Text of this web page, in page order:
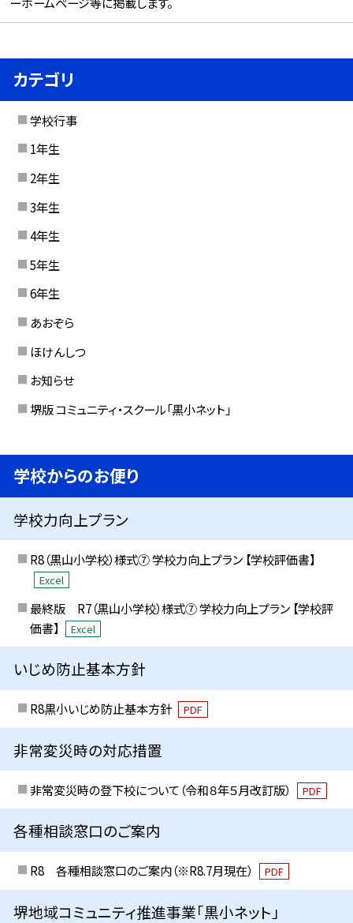
カテゴリ
学校行事
1年生
2年生
3年生
4年生
5年生
6年生
あおぞら
ほけんしつ
お知らせ
堺版 コミュニティ・スクール「黒小ネット」
学校からのお便り
学校力向上プラン
R8（黒山小学校）様式⑦ 学校力向上プラン 【学校評価書】
Excel
最終版 R7（黒山小学校）様式⑦ 学校力向上プラン 【学校評
価書】
Excel
いじめ防止基本方針
R8黒小いじめ防止基本方針 PDF
非常変災時の対応措置
非常変災時の登下校について（令和８年５月改訂版） PDF
各種相談窓口のご案内
R8 各種相談窓口のご案内（※R8.7月現在） PDF
堺地域コミュニティ推進事業「黒小ネット」